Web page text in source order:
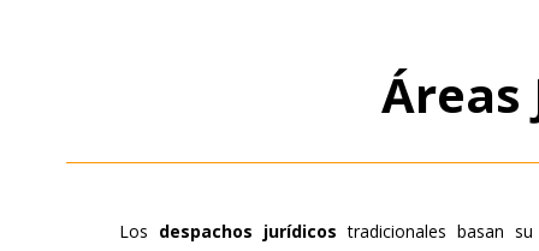
Áreas
Los despachos jurídicos tradicionales basan